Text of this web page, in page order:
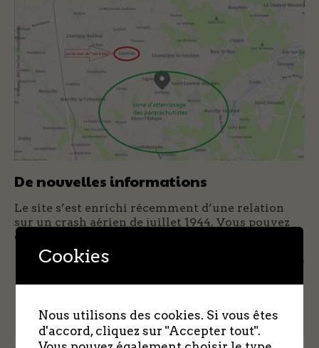
De nouvelles informations
Le site s’est enrichi récemment d’une relation
sur un crash aérien de juillet 1944. Vous pouvez
consulter cette note sous […]
+ + +
Cookies
Nous utilisons des cookies. Si vous êtes
d'accord, cliquez sur "Accepter tout".